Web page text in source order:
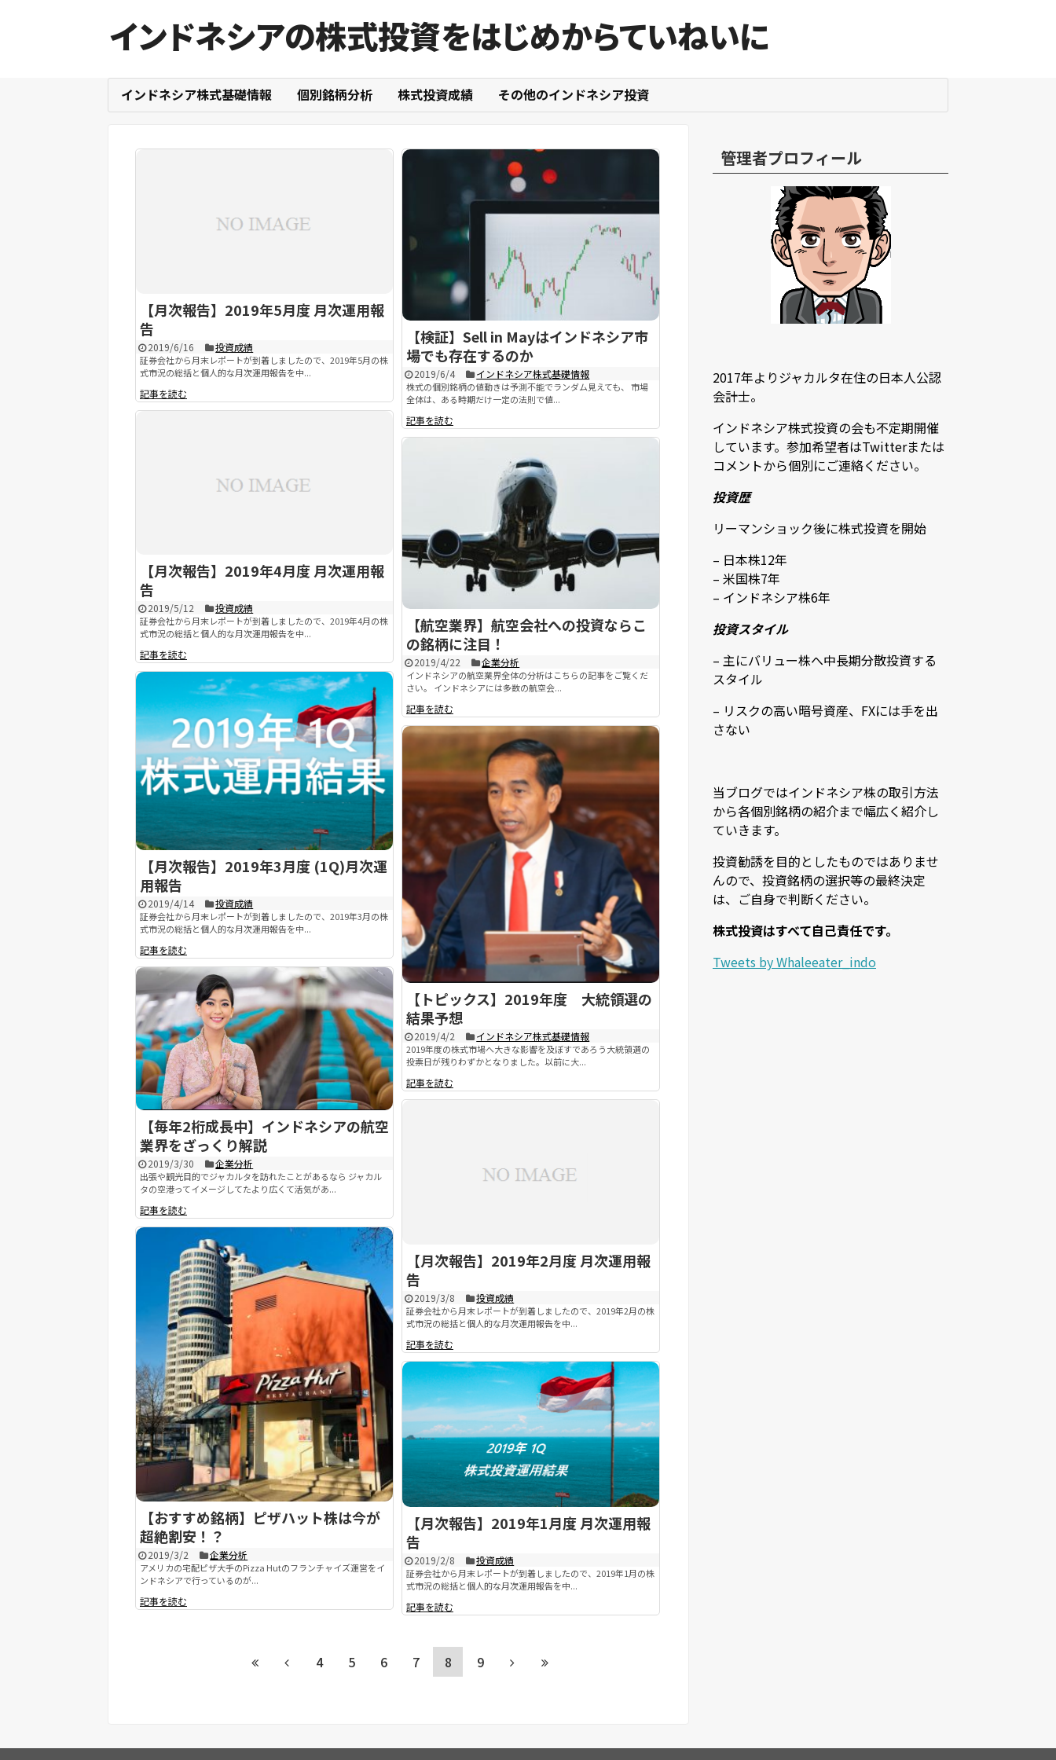
インドネシアの株式投資をはじめからていねいに
インドネシア株式基礎情報 個別銘柄分析 株式投資成績 その他のインドネシア投資
【月次報告】2019年5月度 月次運用報
告
2019/6/16 投資成績
証券会社から月末レポートが到着しましたので、2019年5月の株
式市況の総括と個人的な月次運用報告を中...
記事を読む
【検証】Sell in Mayはインドネシア市
場でも存在するのか
2019/6/4 インドネシア株式基礎情報
株式の個別銘柄の値動きは予測不能でランダム見えても、 市場
全体は、ある時期だけ一定の法則で値...
記事を読む
【月次報告】2019年4月度 月次運用報
告
2019/5/12 投資成績
証券会社から月末レポートが到着しましたので、2019年4月の株
式市況の総括と個人的な月次運用報告を中...
記事を読む
【航空業界】航空会社への投資ならこ
の銘柄に注目！
2019/4/22 企業分析
インドネシアの航空業界全体の分析はこちらの記事をご覧くだ
さい。 インドネシアには多数の航空会...
記事を読む
【月次報告】2019年3月度 (1Q)月次運
用報告
2019/4/14 投資成績
証券会社から月末レポートが到着しましたので、2019年3月の株
式市況の総括と個人的な月次運用報告を中...
記事を読む
【トピックス】2019年度 大統領選の
結果予想
2019/4/2 インドネシア株式基礎情報
2019年度の株式市場へ大きな影響を及ぼすであろう大統領選の
投票日が残りわずかとなりました。以前に大...
記事を読む
【毎年2桁成長中】インドネシアの航空
業界をざっくり解説
2019/3/30 企業分析
出張や観光目的でジャカルタを訪れたことがあるなら ジャカル
タの空港ってイメージしてたより広くて活気があ...
記事を読む
【月次報告】2019年2月度 月次運用報
告
2019/3/8 投資成績
証券会社から月末レポートが到着しましたので、2019年2月の株
式市況の総括と個人的な月次運用報告を中...
記事を読む
【おすすめ銘柄】ピザハット株は今が
超絶割安！？
2019/3/2 企業分析
アメリカの宅配ピザ大手のPizza Hutのフランチャイズ運営をイ
ンドネシアで行っているのが...
記事を読む
【月次報告】2019年1月度 月次運用報
告
2019/2/8 投資成績
証券会社から月末レポートが到着しましたので、2019年1月の株
式市況の総括と個人的な月次運用報告を中...
記事を読む
4 5 6 7 8 9
管理者プロフィール
2017年よりジャカルタ在住の日本人公認
会計士。
インドネシア株式投資の会も不定期開催
しています。参加希望者はTwitterまたは
コメントから個別にご連絡ください。
投資歴
リーマンショック後に株式投資を開始
– 日本株12年
– 米国株7年
– インドネシア株6年
投資スタイル
– 主にバリュー株へ中長期分散投資する
スタイル
– リスクの高い暗号資産、FXには手を出
さない
当ブログではインドネシア株の取引方法
から各個別銘柄の紹介まで幅広く紹介し
ていきます。
投資勧誘を目的としたものではありませ
んので、投資銘柄の選択等の最終決定
は、ご自身で判断ください。
株式投資はすべて自己責任です。
Tweets by Whaleeater_indo